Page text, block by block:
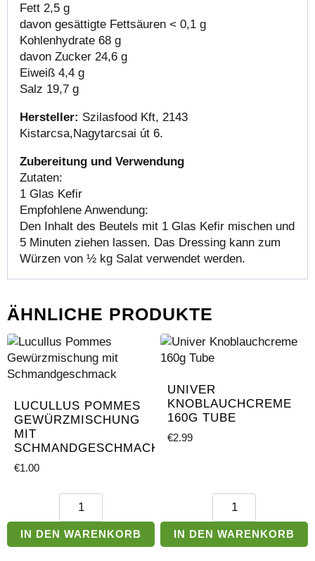
Fett 2,5 g
davon gesättigte Fettsäuren < 0,1 g
Kohlenhydrate 68 g
davon Zucker 24,6 g
Eiweiß 4,4 g
Salz 19,7 g
Hersteller: Szilasfood Kft, 2143
Kistarcsa,Nagytarcsai út 6.
Zubereitung und Verwendung
Zutaten:
1 Glas Kefir
Empfohlene Anwendung:
Den Inhalt des Beutels mit 1 Glas Kefir mischen und
5 Minuten ziehen lassen. Das Dressing kann zum
Würzen von ½ kg Salat verwendet werden.
ÄHNLICHE PRODUKTE
LUCULLUS POMMES
GEWÜRZMISCHUNG
MIT
SCHMANDGESCHMACK
€1.00
Lucullus
Pommes
Gewürzmischung
mit
IN DEN WARENKORB
UNIVER
KNOBLAUCHCREME
160G TUBE
€2.99
Univer
Knoblauchcreme
160g
Tube
IN DEN WARENKORB